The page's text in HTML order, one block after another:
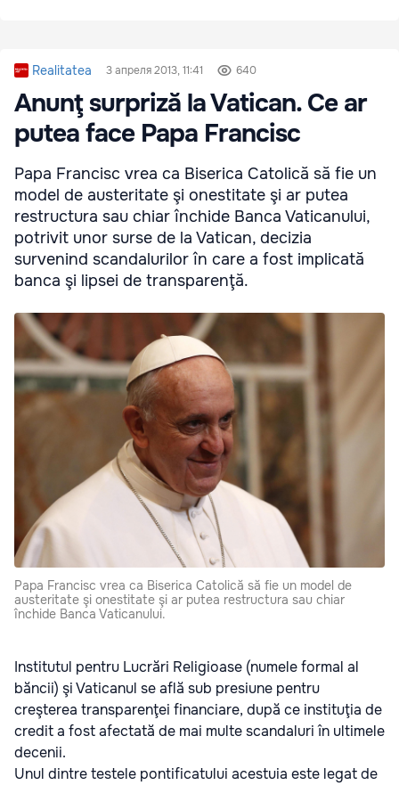
Realitatea 3 апреля 2013, 11:41 640
Anunţ surpriză la Vatican. Ce ar
putea face Papa Francisc
Papa Francisc vrea ca Biserica Catolică să fie un
model de austeritate şi onestitate şi ar putea
restructura sau chiar închide Banca Vaticanului,
potrivit unor surse de la Vatican, decizia
survenind scandalurilor în care a fost implicată
banca şi lipsei de transparenţă.
Papa Francisc vrea ca Biserica Catolică să fie un model de
austeritate şi onestitate şi ar putea restructura sau chiar
închide Banca Vaticanului.
Institutul pentru Lucrări Religioase (numele formal al
băncii) şi Vaticanul se află sub presiune pentru
creşterea transparenţei financiare, după ce instituţia de
credit a fost afectată de mai multe scandaluri în ultimele
decenii.
Unul dintre testele pontificatului acestuia este legat de